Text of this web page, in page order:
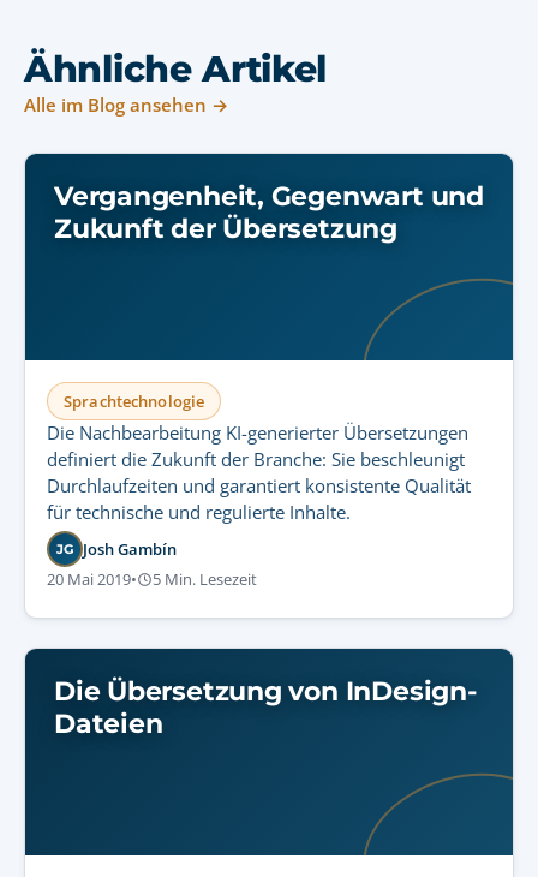
Ähnliche Artikel
Alle im Blog ansehen →
Vergangenheit, Gegenwart und
Zukunft der Übersetzung
Sprachtechnologie
Die Nachbearbeitung KI-generierter Übersetzungen
definiert die Zukunft der Branche: Sie beschleunigt
Durchlaufzeiten und garantiert konsistente Qualität
für technische und regulierte Inhalte.
JG Josh Gambín
20 Mai 2019• 5 Min. Lesezeit
Die Übersetzung von InDesign-
Dateien